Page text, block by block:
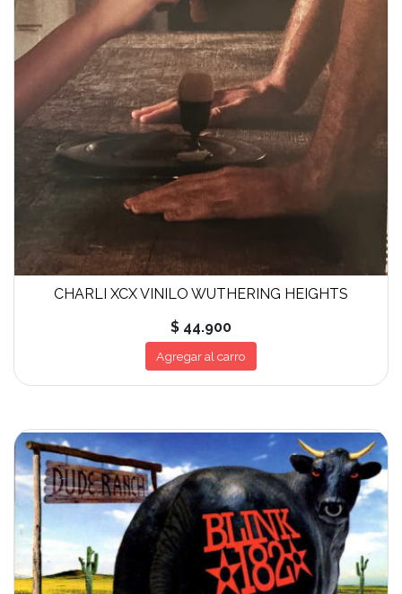
CHARLI XCX VINILO WUTHERING HEIGHTS
$ 44.900
Agregar al carro